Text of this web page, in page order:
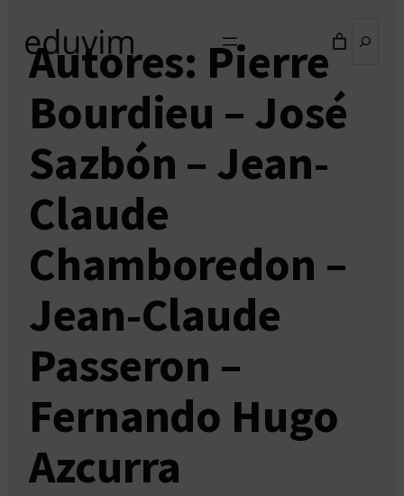
Autores: Pierre
Bourdieu – José
Sazbón – Jean-
Claude
Chamboredon –
Jean-Claude
Passeron –
Fernando Hugo
Azcurra